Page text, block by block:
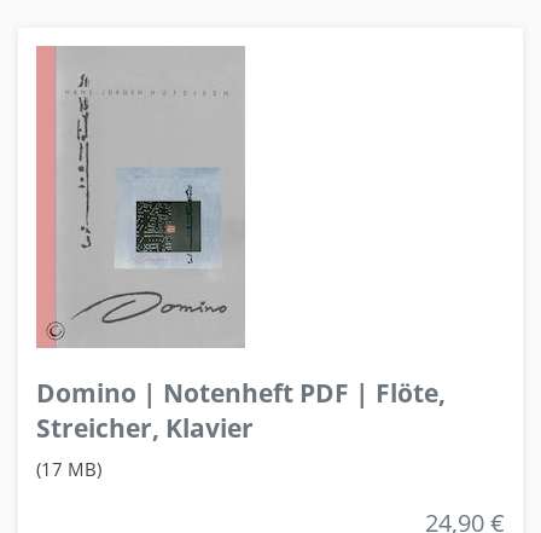
Domino | Notenheft PDF | Flöte,
Streicher, Klavier
(17 MB)
24,90 €